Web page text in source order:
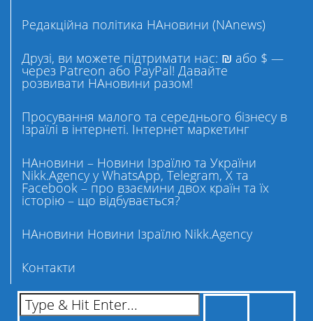
Редакційна політика НАновини (NAnews)
Друзі, ви можете підтримати нас: ₪ або $ —
через Patreon або PayPal! Давайте
розвивати НАновини разом!
Просування малого та середнього бізнесу в
Ізраїлі в інтернеті. Інтернет маркетинг
НАновини – Новини Ізраїлю та України
Nikk.Agency у WhatsApp, Telegram, X та
Facebook – про взаємини двох країн та їх
історію – що відбувається?
НАновини Новини Ізраїлю Nikk.Agency
Контакти